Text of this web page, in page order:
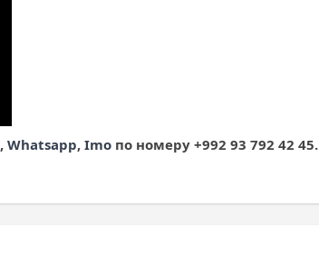
, Whatsapp, Imo по номеру +992 93 792 42 45.